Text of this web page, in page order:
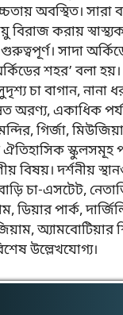
অবস্থিত। সারা
করায়
সাদা
শহর’ বলা
চা বাগান, নানা
অরণ্য, একাধিক
গির্জা,
স্কুলসমূহ
বিষয়। দর্শনীয়
চা-এসটেট,
ডিয়ার পার্ক,
অ্যামবোটিয়ার
উল্লেখযোগ্য।